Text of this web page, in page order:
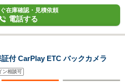
在庫確認・見積依頼
電話する
付 CarPlay ETC バックカメラ
ン相談可